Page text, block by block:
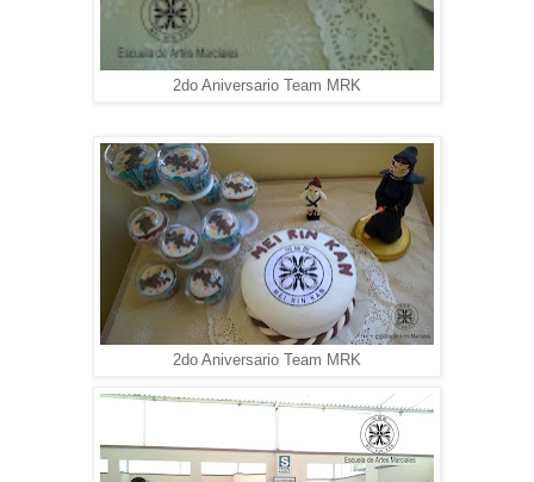
2do Aniversario Team MRK
2do Aniversario Team MRK